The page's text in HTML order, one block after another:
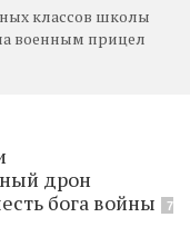
классов школы
военным прицел
дрон
бога войны
7